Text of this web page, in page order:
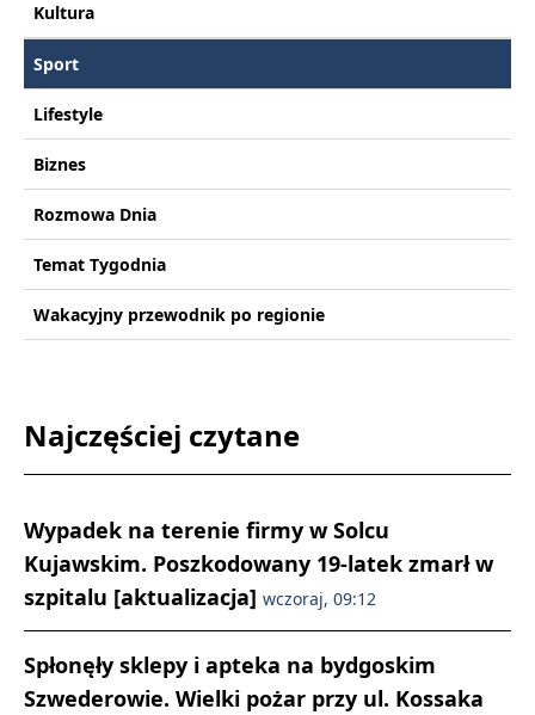
Kultura
Sport
Lifestyle
Biznes
Rozmowa Dnia
Temat Tygodnia
Wakacyjny przewodnik po regionie
Najczęściej czytane
Wypadek na terenie firmy w Solcu
Kujawskim. Poszkodowany 19-latek zmarł w
szpitalu [aktualizacja] wczoraj, 09:12
Spłonęły sklepy i apteka na bydgoskim
Szwederowie. Wielki pożar przy ul. Kossaka